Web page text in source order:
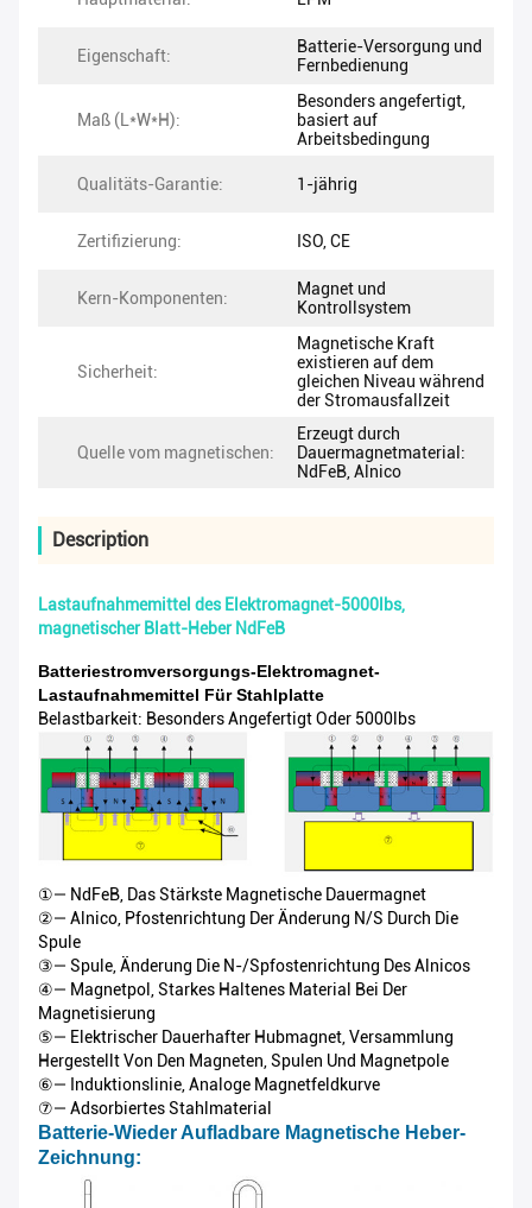
Eigenschaft:
Batterie-Versorgung und
Fernbedienung
Maß (L*W*H):
Besonders angefertigt,
basiert auf
Arbeitsbedingung
Qualitäts-Garantie: 1-jährig
Zertifizierung: ISO, CE
Kern-Komponenten:
Magnet und
Kontrollsystem
Sicherheit:
Magnetische Kraft
existieren auf dem
gleichen Niveau während
der Stromausfallzeit
Quelle vom magnetischen:
Erzeugt durch
Dauermagnetmaterial:
NdFeB, Alnico
Description
Lastaufnahmemittel des Elektromagnet-5000lbs,
magnetischer Blatt-Heber NdFeB
Batteriestromversorgungs-Elektromagnet-
Lastaufnahmemittel Für Stahlplatte
Belastbarkeit: Besonders Angefertigt Oder 5000lbs
①— NdFeB, Das Stärkste Magnetische Dauermagnet
②— Alnico, Pfostenrichtung Der Änderung N/S Durch Die
Spule
③— Spule, Änderung Die N-/Spfostenrichtung Des Alnicos
④— Magnetpol, Starkes Haltenes Material Bei Der
Magnetisierung
⑤— Elektrischer Dauerhafter Hubmagnet, Versammlung
Hergestellt Von Den Magneten, Spulen Und Magnetpole
⑥— Induktionslinie, Analoge Magnetfeldkurve
⑦— Adsorbiertes Stahlmaterial
Batterie-Wieder Aufladbare Magnetische Heber-
Zeichnung: